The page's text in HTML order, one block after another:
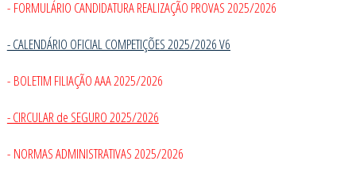
- FORMULÁRIO CANDIDATURA REALIZAÇÃO PROVAS 2025/2026
- CALENDÁRIO OFICIAL COMPETIÇÕES 2025/2026 V6
- BOLETIM FILIAÇÃO AAA 2025/2026
- CIRCULAR de SEGURO 2025/2026
- NORMAS ADMINISTRATIVAS 2025/2026